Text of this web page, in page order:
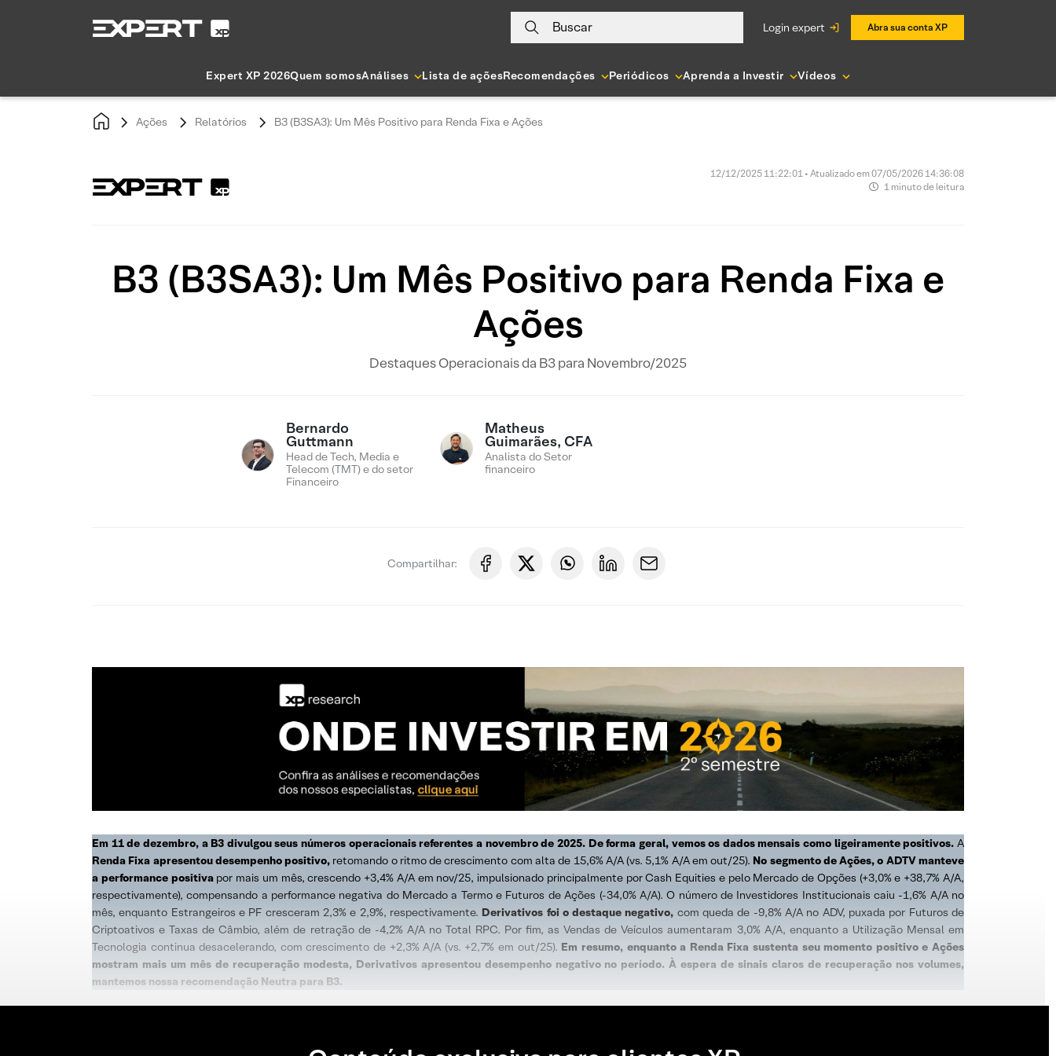
Buscar login expert Abra sua conta XP
Expert XP 2026Quem somosAnálises Lista de açõesRecomendações Periódicos Aprenda a Investir Vídeos
Ações Relatórios B3 (B3SA3): Um Mês Positivo para Renda Fixa e Ações
12/12/2025 11:22:01 • Atualizado em 07/05/2026 14:36:08
1 minuto de leitura
B3 (B3SA3): Um Mês Positivo para Renda Fixa e
Ações
Destaques Operacionais da B3 para Novembro/2025
Bernardo
Guttmann
Head de Tech, Media e
Telecom (TMT) e do setor
Financeiro
Matheus
Guimarães, CFA
Analista do Setor
financeiro
Compartilhar:
Em 11 de dezembro, a B3 divulgou seus números operacionais referentes a novembro de 2025. De forma geral, vemos os dados mensais como ligeiramente positivos. A
Renda Fixa apresentou desempenho positivo, retomando o ritmo de crescimento com alta de 15,6% A/A (vs. 5,1% A/A em out/25). No segmento de Ações, o ADTV manteve
a performance positivapor mais um mês, crescendo +3,4% A/A em nov/25, impulsionado principalmente por Cash Equities e pelo Mercado de Opções (+3,0% e +38,7% A/A,
respectivamente), compensando a performance negativa do Mercado a Termo e Futuros de Ações (-34,0% A/A). O número de Investidores Institucionais caiu -1,6% A/A no
mês, enquanto Estrangeiros e PF cresceram 2,3% e 2,9%, respectivamente. Derivativos foi o destaque negativo, com queda de -9,8% A/A no ADV, puxada por Futuros de
Criptoativos e Taxas de Câmbio, além de retração de -4,2% A/A no Total RPC. Por fim, as Vendas de Veículos aumentaram 3,0% A/A, enquanto a Utilização Mensal em
Tecnologia continua desacelerando, com crescimento de +2,3% A/A (vs. +2,7% em out/25). Em resumo, enquanto a Renda Fixa sustenta seu momento positivo e Ações
mostram mais um mês de recuperação modesta, Derivativos apresentou desempenho negativo no período. À espera de sinais claros de recuperação nos volumes,
mantemos nossa recomendação Neutra para B3.